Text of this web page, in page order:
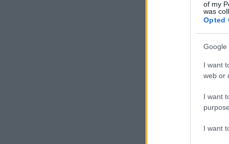
of my
was
Opted
Google
I want
web or
I want
I want